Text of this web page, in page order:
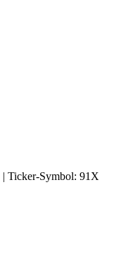
| Ticker-Symbol: 91X